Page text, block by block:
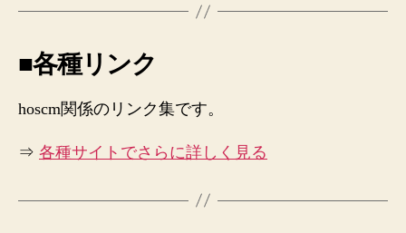
■各種リンク
hoscm関係のリンク集です。
⇒ 各種サイトでさらに詳しく見る